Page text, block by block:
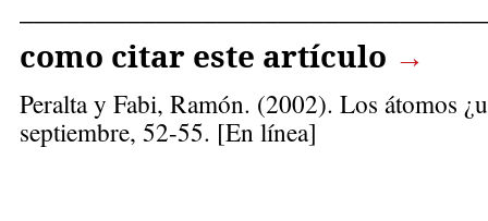
como citar este artículo →
Peralta y Fabi, Ramón. (2002). Los átomos
septiembre, 52-55. [En línea]